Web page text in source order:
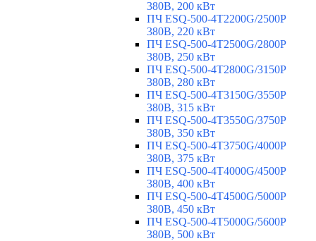
380В, 200 кВт
ПЧ ESQ-500-4T2200G/2500P
380В, 220 кВт
ПЧ ESQ-500-4T2500G/2800P
380В, 250 кВт
ПЧ ESQ-500-4T2800G/3150P
380В, 280 кВт
ПЧ ESQ-500-4T3150G/3550P
380В, 315 кВт
ПЧ ESQ-500-4T3550G/3750P
380В, 350 кВт
ПЧ ESQ-500-4T3750G/4000P
380В, 375 кВт
ПЧ ESQ-500-4T4000G/4500P
380В, 400 кВт
ПЧ ESQ-500-4T4500G/5000P
380В, 450 кВт
ПЧ ESQ-500-4T5000G/5600P
380В, 500 кВт